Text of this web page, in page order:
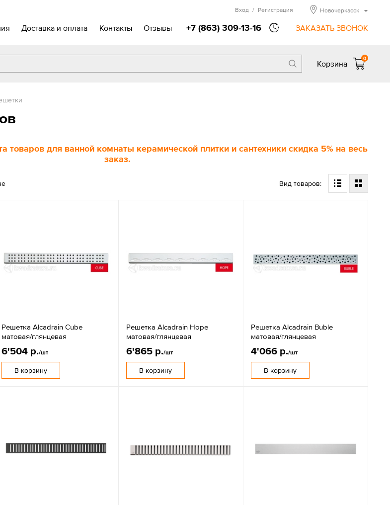
Доставка и оплата Контакты Отзывы +7 (863) 309-13-16 ЗАКАЗАТЬ ЗВОНОК
Вход / Регистрация Новочеркасск
Корзина
0
товаров для ванной комнаты керамической плитки и сантехники скидка 5% на весь
заказ.
Вид товаров:
Решетка Alcadrain Cube
матовая/глянцевая
6'504 р./шт
В корзину
Решетка Alcadrain Hope
матовая/глянцевая
6'865 р./шт
В корзину
Решетка Alcadrain Buble
матовая/глянцевая
4'066 р./шт
В корзину